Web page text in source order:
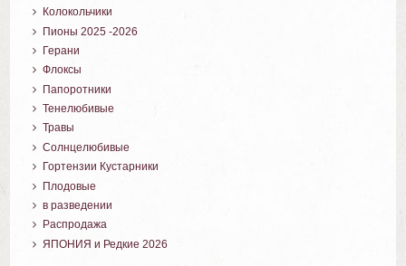
Колокольчики
Пионы 2025 -2026
Герани
Флоксы
Папоротники
Тенелюбивые
Травы
Солнцелюбивые
Гортензии Кустарники
Плодовые
в разведении
Распродажа
ЯПОНИЯ и Редкие 2026